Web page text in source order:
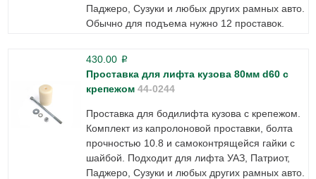
Паджеро, Сузуки и любых других рамных авто.
Обычно для подъема нужно 12 проставок.
430.00 p
Проставка для лифта кузова 80мм d60 с
крепежом 44-0244
Проставка для бодилифта кузова с крепежом.
Комплект из капролоновой проставки, болта
прочностью 10.8 и самоконтрящейся гайки с
шайбой. Подходит для лифта УАЗ, Патриот,
Паджеро, Сузуки и любых других рамных авто.